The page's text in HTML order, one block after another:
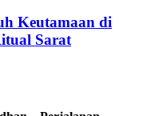
Keutamaan di
Sarat